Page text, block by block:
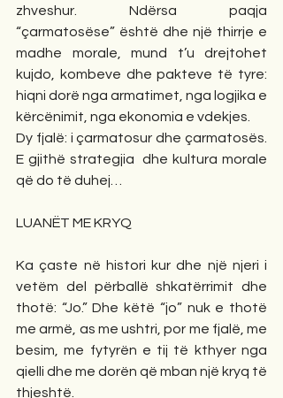
zhveshur. Ndërsa paqja
“çarmatosëse” është dhe një thirrje e
madhe morale, mund t’u drejtohet
kujdo, kombeve dhe pakteve të tyre:
hiqni dorë nga armatimet, nga logjika e
kërcënimit, nga ekonomia e vdekjes.
Dy fjalë: i çarmatosur dhe çarmatosës.
E gjithë strategjia  dhe kultura morale
që do të duhej…
LUANËT ME KRYQ
Ka çaste në histori kur dhe një njeri i
vetëm del përballë shkatërrimit dhe
thotë: “Jo.” Dhe këtë “jo” nuk e thotë
me armë, as me ushtri, por me fjalë, me
besim, me fytyrën e tij të kthyer nga
qielli dhe me dorën që mban një kryq të
thjeshtë.